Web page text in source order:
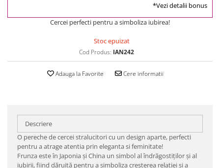
*Vezi detalii bonus
Cercei perfecti pentru a simboliza iubirea!
Stoc epuizat
Cod Produs: IAN242
Adauga la Favorite Cere informatii
Descriere
O pereche de cercei stralucitori cu un design aparte, perfecti
pentru a atrage atentia prin eleganta si feminitate!
Frunza este în Japonia și China un simbol al îndrăgostiților și al
iubirii, fiind dăruită pentru a simboliza creșterea relației și a